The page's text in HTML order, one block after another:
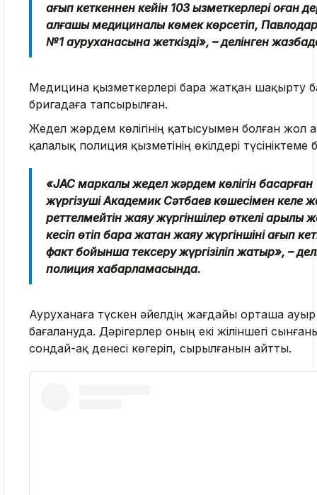
қағып кеткеннен кейін 103 қызметкерлері оған
алғашқы медициналық көмек көрсетіп, Павлодар
№1 ауруханасына жеткізді», – делінген
Медицина қызметкерлері бара жатқан шақырту
бригадаға тапсырылған.
Жедел жәрдем көлігінің қатысуымен болған жол
қалалық полиция қызметінің өкілдері түсініктеме
«JAC маркалы жедел жәрдем көлігін басқарған
жүргізуші Академик Сәтбаев көшесімен келе
реттелмейтін жаяу жүргіншілер өткелі арқылы
кесіп өтіп бара жатқан жаяу жүргіншіні қағып
факт бойынша тексеру жүргізіліп жатыр», –
полиция хабарламасында.
Ауруханаға түскен әйелдің жағдайы орташа
бағалануда. Дәрігерлер оның екі жіліншегі
сондай-ақ денесі көгеріп, сырылғанын айтты.